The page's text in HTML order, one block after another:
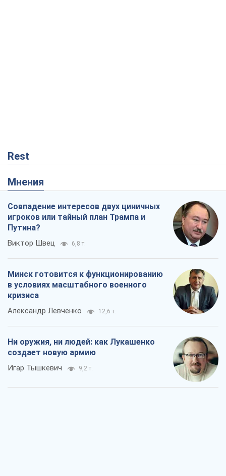
Rest
Мнения
Совпадение интересов двух циничных
игроков или тайный план Трампа и
Путина?
Виктор Швец 6,8 т.
Минск готовится к функционированию
в условиях масштабного военного
кризиса
Александр Левченко 12,6 т.
Ни оружия, ни людей: как Лукашенко
создает новую армию
Игар Тышкевич 9,2 т.